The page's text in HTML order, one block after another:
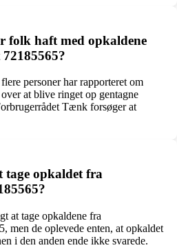
folk haft med opkaldene
personer har rapporteret om
at blive ringet op gentagne
Tænk forsøger at
tage opkaldet fra
at tage opkaldene fra
men de oplevede enten, at opkaldet
i den anden ende ikke svarede.